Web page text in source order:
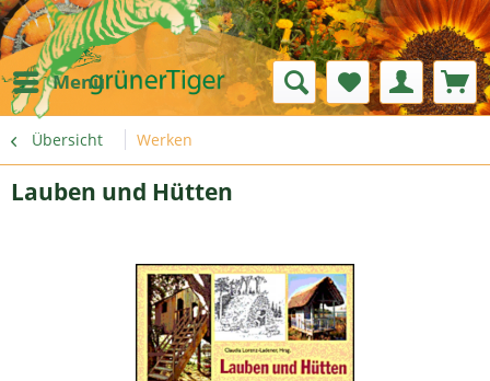
Menü
Übersicht Werken
Lauben und Hütten